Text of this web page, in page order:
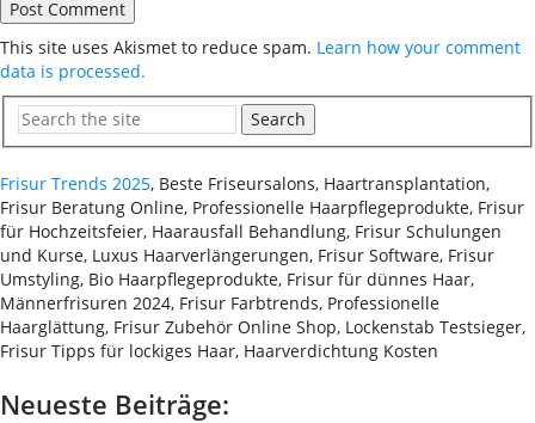
This site uses Akismet to reduce spam. Learn how your comment
data is processed.
Search
Frisur Trends 2025, Beste Friseursalons, Haartransplantation,
Frisur Beratung Online, Professionelle Haarpflegeprodukte, Frisur
für Hochzeitsfeier, Haarausfall Behandlung, Frisur Schulungen
und Kurse, Luxus Haarverlängerungen, Frisur Software, Frisur
Umstyling, Bio Haarpflegeprodukte, Frisur für dünnes Haar,
Männerfrisuren 2024, Frisur Farbtrends, Professionelle
Haarglättung, Frisur Zubehör Online Shop, Lockenstab Testsieger,
Frisur Tipps für lockiges Haar, Haarverdichtung Kosten
Neueste Beiträge: